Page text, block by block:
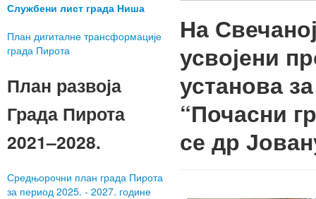
На
усвојени
установа
“Почасни
се др
Службени лист града Ниша
План дигиталне трансформације
града Пирота
План развоја
Града Пирота
2021–2028.
Средњорочни план града Пирота
за период 2025. - 2027. године